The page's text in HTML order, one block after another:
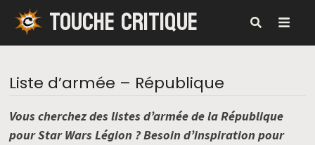
Passer
contenu
TOUCHE CRITIQUE
Liste d’armée – République
Vous cherchez des listes d’armée de la République
pour Star Wars Légion ? Besoin d’inspiration pour